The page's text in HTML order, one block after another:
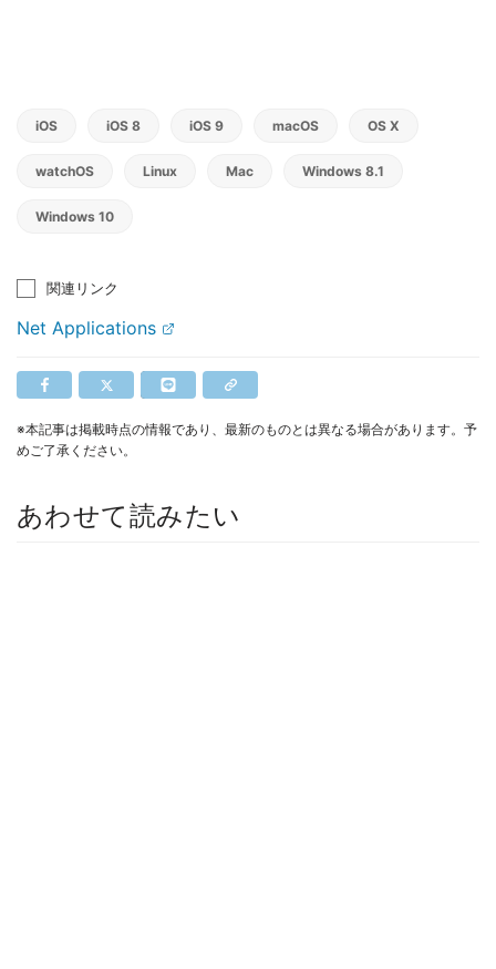
iOS iOS 8 iOS 9 macOS OS X
watchOS Linux Mac Windows 8.1
Windows 10
関連リンク
Net Applications
※本記事は掲載時点の情報であり、最新のものとは異なる場合があります。予
めご了承ください。
あわせて読みたい